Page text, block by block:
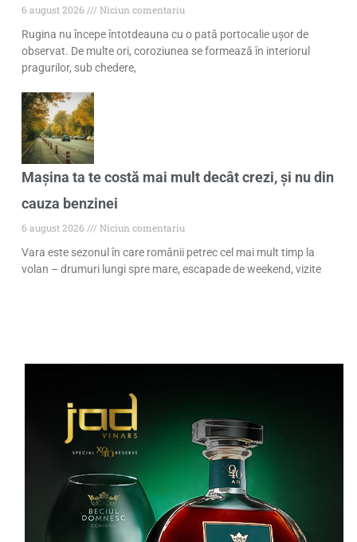
6 august 2026
Niciun comentariu
Rugina nu începe întotdeauna cu o pată portocalie ușor de
observat. De multe ori, coroziunea se formează în interiorul
pragurilor, sub chedere,
Mașina ta te costă mai mult decât crezi, și nu din
cauza benzinei
6 august 2026
Niciun comentariu
Vara este sezonul în care românii petrec cel mai mult timp la
volan – drumuri lungi spre mare, escapade de weekend, vizite